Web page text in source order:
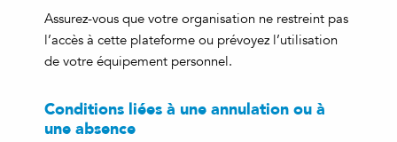
Assurez-vous que votre organisation ne restreint pas
l’accès à cette plateforme ou prévoyez l’utilisation
de votre équipement personnel.
Conditions liées à une annulation ou à
une absence